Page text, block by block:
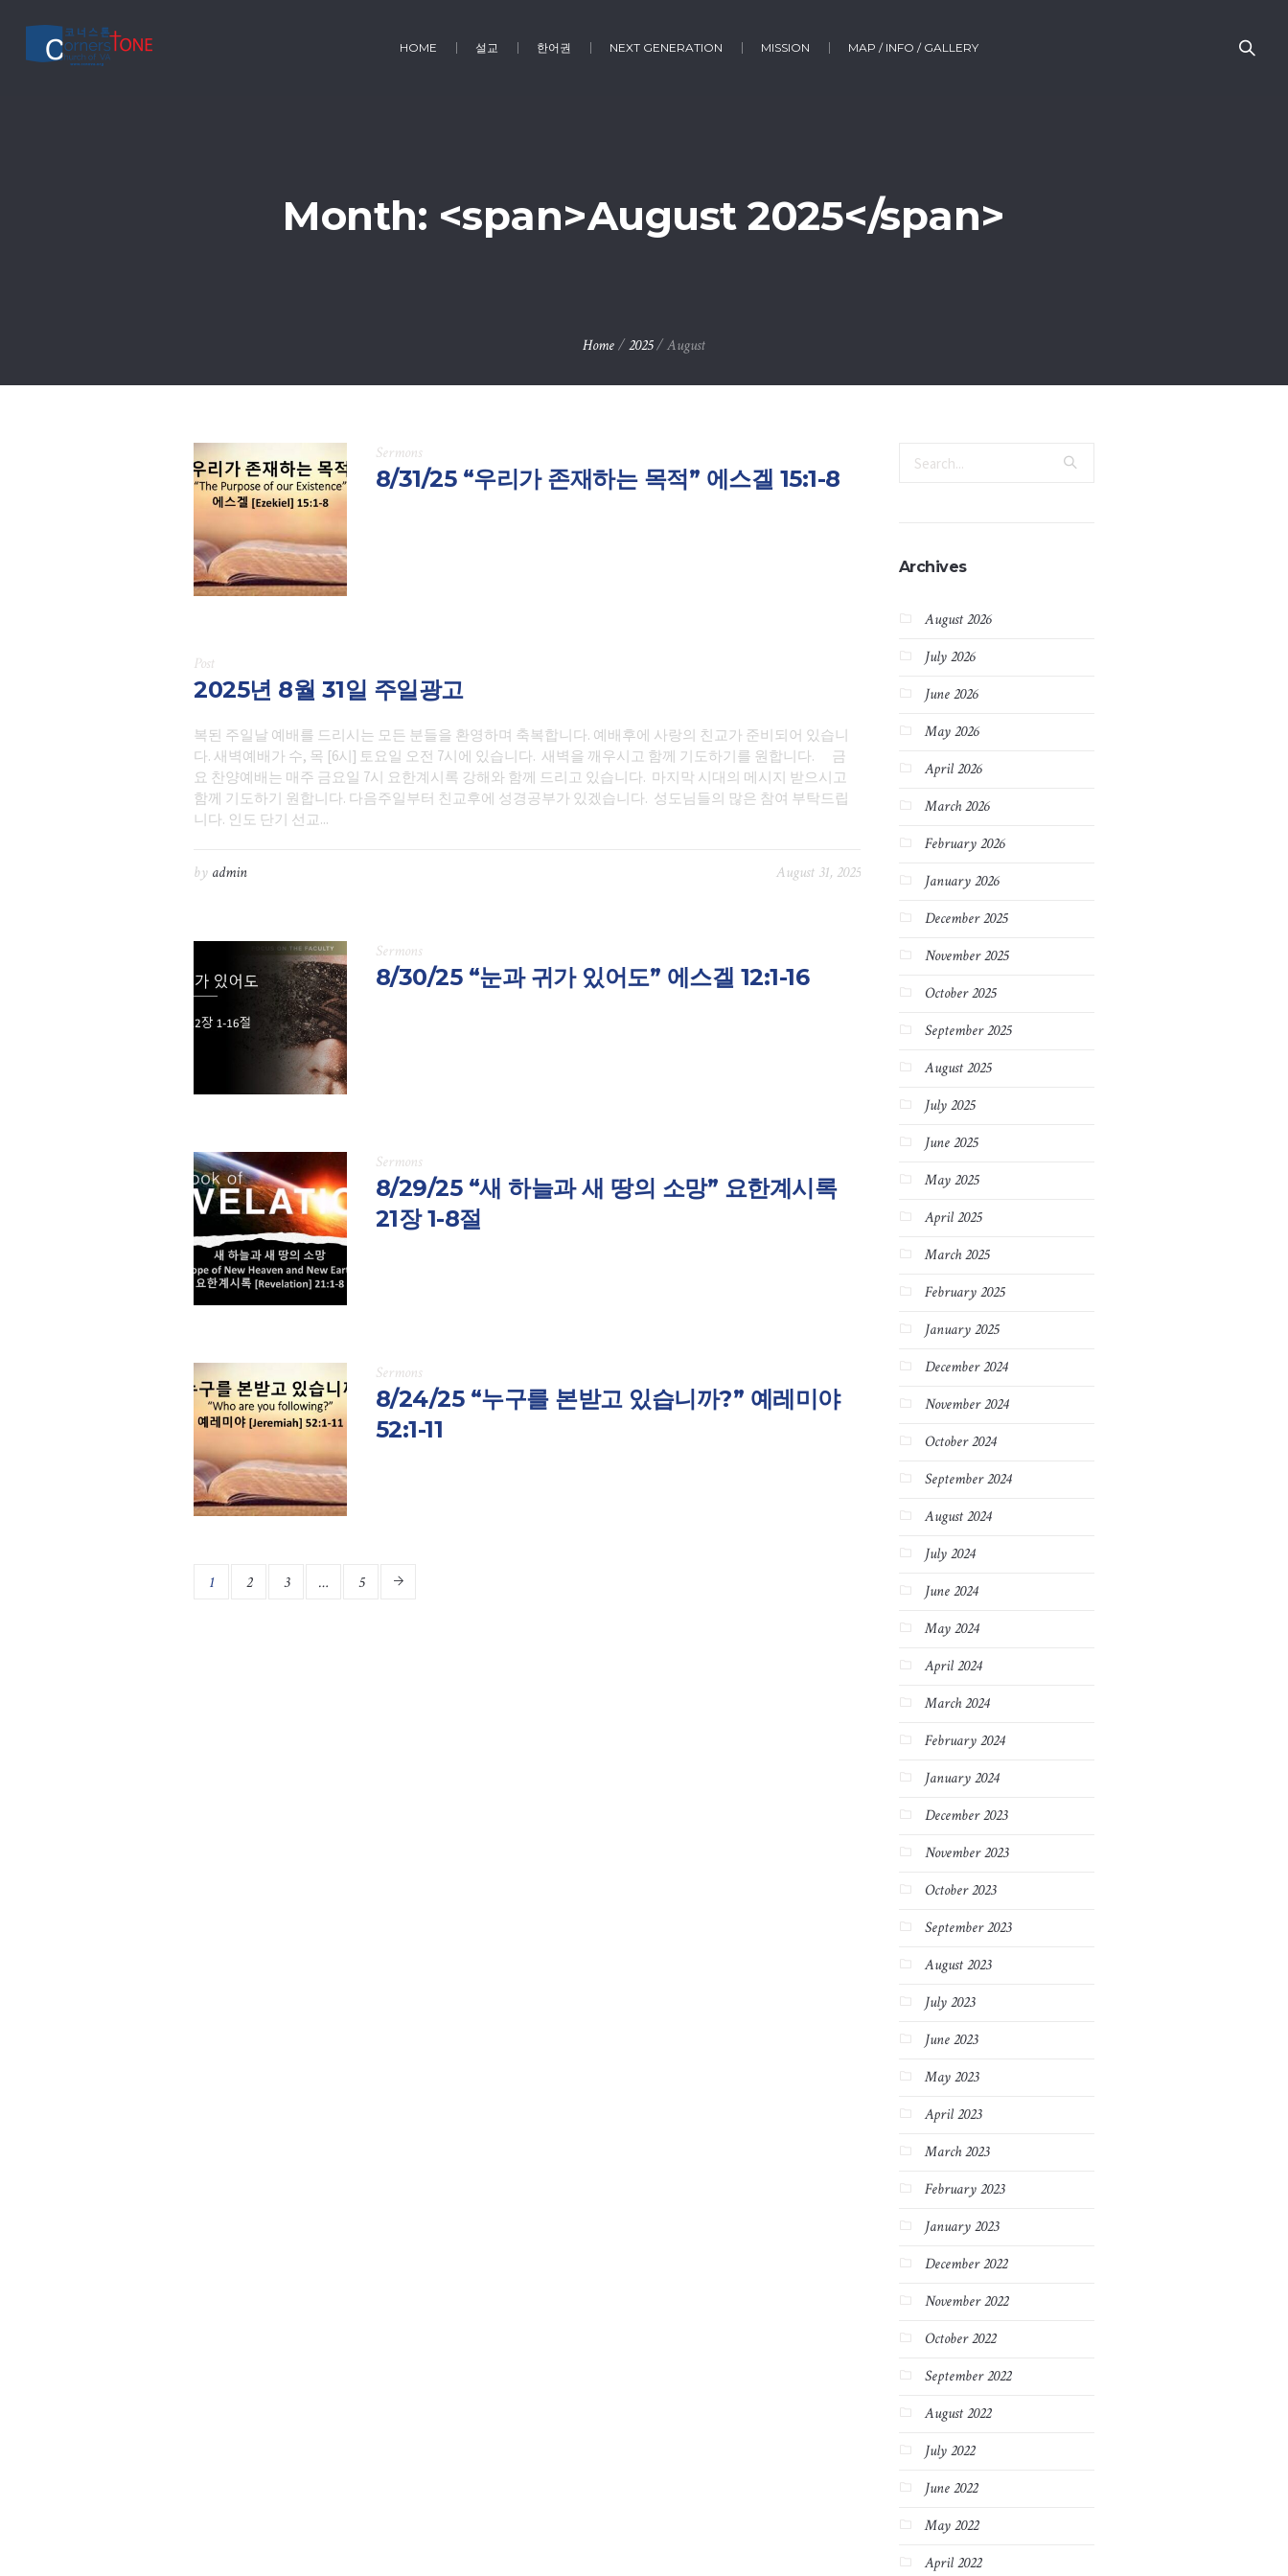
HOME 설교 한어권 NEXT GENERATION MISSION MAP / INFO / GALLERY
Month: <span>August 2025</span>
Home/2025/August
Sermons
8/31/25 “우리가 존재하는 목적” 에스겔 15:1-8
Post
2025년 8월 31일 주일광고
복된 주일날 예배를 드리시는 모든 분들을 환영하며 축복합니다. 예배후에 사랑의 친교가 준비되어 있습니
다. 새벽예배가 수, 목 [6시] 토요일 오전 7시에 있습니다. 새벽을 깨우시고 함께 기도하기를 원합니다. 금
요 찬양예배는 매주 금요일 7시 요한계시록 강해와 함께 드리고 있습니다. 마지막 시대의 메시지 받으시고
함께 기도하기 원합니다. 다음주일부터 친교후에 성경공부가 있겠습니다. 성도님들의 많은 참여 부탁드립
니다. 인도 단기 선교...
August 31, 2025
by admin
Sermons
8/30/25 “눈과 귀가 있어도” 에스겔 12:1-16
Sermons
8/29/25 “새 하늘과 새 땅의 소망” 요한계시록
21장 1-8절
Sermons
8/24/25 “누구를 본받고 있습니까?” 예레미야
52:1-11
1 2 3 … 5
Archives
August 2026
July 2026
June 2026
May 2026
April 2026
March 2026
February 2026
January 2026
December 2025
November 2025
October 2025
September 2025
August 2025
July 2025
June 2025
May 2025
April 2025
March 2025
February 2025
January 2025
December 2024
November 2024
October 2024
September 2024
August 2024
July 2024
June 2024
May 2024
April 2024
March 2024
February 2024
January 2024
December 2023
November 2023
October 2023
September 2023
August 2023
July 2023
June 2023
May 2023
April 2023
March 2023
February 2023
January 2023
December 2022
November 2022
October 2022
September 2022
August 2022
July 2022
June 2022
May 2022
April 2022